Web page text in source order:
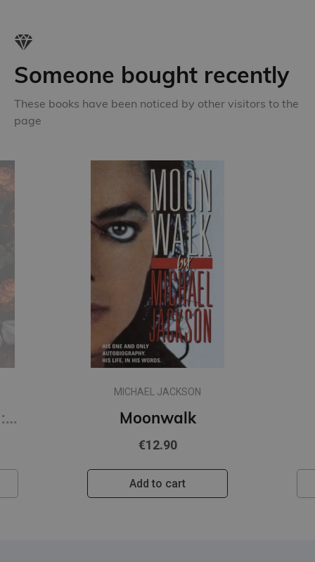
Someone bought recently
These books have been noticed by other visitors to the
page
Hunting Adeline : #2 Cat and Mouse Duet (s)
MICHAEL JACKSON
Moonwalk
€12.90
Add to cart